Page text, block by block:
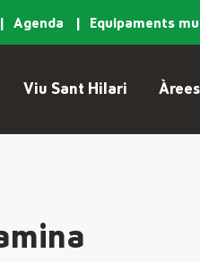
Agenda Equipaments
Viu Sant Hilari